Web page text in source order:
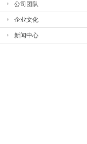
公司团队
企业文化
新闻中心